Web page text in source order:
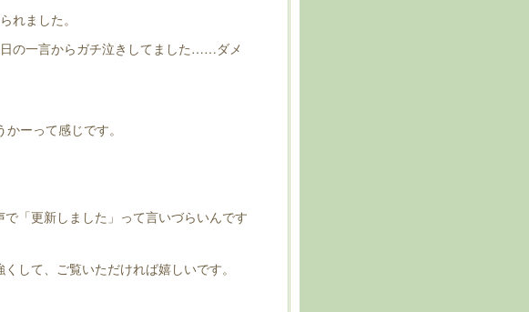
れました。
の一言からガチ泣きしてました……ダメ
ーって感じです。
「更新しました」って言いづらいんです
して、ご覧いただければ嬉しいです。